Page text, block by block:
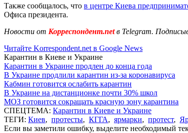
Также сообщалось, что в центре Киева
Офиса президента.
Новости от Корреспондент.netв Telegram.
Читайте Korrespondent.net в Google News
Карантин в Киеве и Украине
Карантин в Украине продлен до конца года
В Украине продлили карантин из-за коронавируса
Кабмин готовится ослабить карантин
В Украине на дистанционке почти 30% школ
МОЗ готовится сокращать красную зону карантина
СПЕЦТЕМА: Карантин в Киеве и Украине
ТЕГИ: Киев, протесты, КГГА, ярмарки, протест,
Если вы заметили ошибку, выделите необходимый